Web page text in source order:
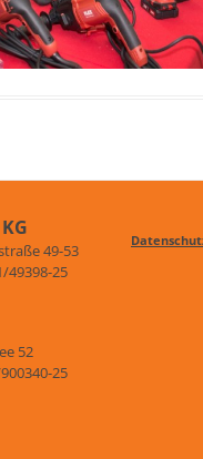
49-53
49398-25
52
25